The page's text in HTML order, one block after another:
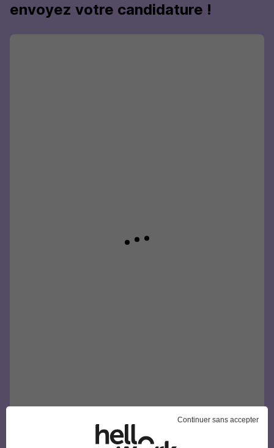
envoyez votre candidature !
Continuer sans accepter